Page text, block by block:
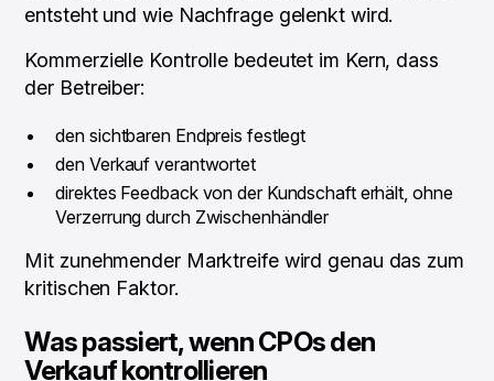
entsteht und wie Nachfrage gelenkt wird.
Kommerzielle Kontrolle bedeutet im Kern, dass
der Betreiber:
den sichtbaren Endpreis festlegt
den Verkauf verantwortet
direktes Feedback von der Kundschaft erhält, ohne
Verzerrung durch Zwischenhändler
Mit zunehmender Marktreife wird genau das zum
kritischen Faktor.
Was passiert, wenn CPOs den
Verkauf kontrollieren